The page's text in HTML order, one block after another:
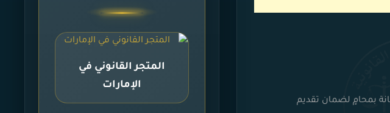
بمحامٍ لضمان تقديم
المتجر القانوني في
الإمارات